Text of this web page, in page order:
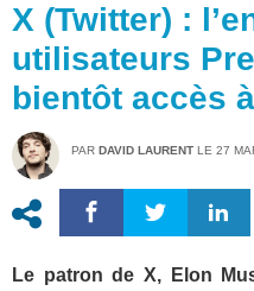
X (Twitter) :
utilisateurs
bientôt accès
PAR DAVID LAURENT LE 27
Le patron de X, Elon